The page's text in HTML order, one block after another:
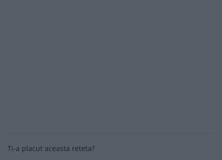
Ti-a placut aceasta reteta?